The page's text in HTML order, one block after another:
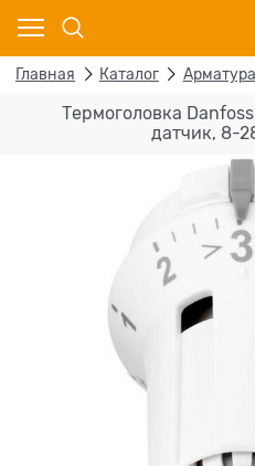
Главная Каталог Арматура
Термоголовка
датчик, 8-